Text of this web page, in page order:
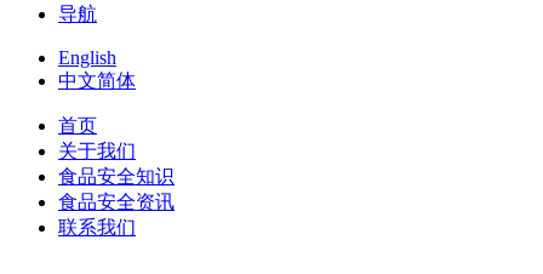
导航
English
中文简体
首页
关于我们
食品安全知识
食品安全资讯
联系我们